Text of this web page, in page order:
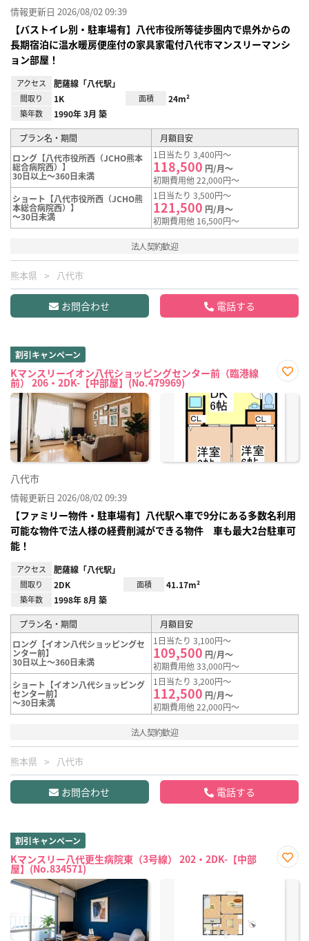
情報更新日 2026/08/02 09:39
【バストイレ別・駐車場有】八代市役所等徒歩圏内で県外からの
長期宿泊に温水暖房便座付の家具家電付八代市マンスリーマンシ
ョン部屋！
アクセス 肥薩線「八代駅」
間取り 1K 面積 24m²
築年数 1990年 3月 築
プラン名・期間
月額目安
ロング【八代市役所西（JCHO熊本
総合病院西）】
30日以上～360日未満
1日当たり 3,400円～
118,500 円/月～
初期費用他 22,000円～
ショート【八代市役所西（JCHO熊
本総合病院西）】
～30日未満
1日当たり 3,500円～
121,500 円/月～
初期費用他 16,500円～
法人契約歓迎
熊本県 八代市
お問合わせ 電話する
割引キャンペーン
Kマンスリーイオン八代ショッピングセンター前（臨港線
前） 206・2DK-【中部屋】(No.479969)
に入
八代市
情報更新日 2026/08/02 09:39
【ファミリー物件・駐車場有】八代駅へ車で9分にある多数名利用
可能な物件で法人様の経費削減ができる物件 車も最大2台駐車可
能！
アクセス 肥薩線「八代駅」
間取り 2DK 面積 41.17m²
築年数 1998年 8月 築
プラン名・期間
月額目安
ロング【イオン八代ショッピングセ
ンター前】
30日以上～360日未満
1日当たり 3,100円～
109,500 円/月～
初期費用他 33,000円～
ショート【イオン八代ショッピング
センター前】
～30日未満
1日当たり 3,200円～
112,500 円/月～
初期費用他 22,000円～
法人契約歓迎
熊本県 八代市
お問合わせ 電話する
割引キャンペーン
Kマンスリー八代更生病院東（3号線） 202・2DK-【中部
屋】(No.834571)
に入